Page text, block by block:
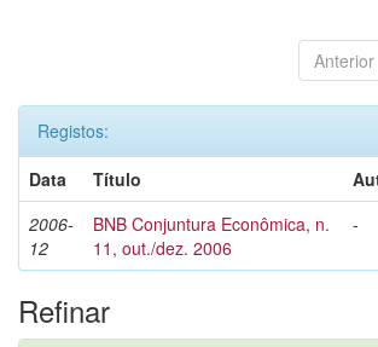
Anterior
Registos:
Data
Título
2006-
12
BNB Conjuntura Econômica, n.
11, out./dez. 2006
-
Refinar